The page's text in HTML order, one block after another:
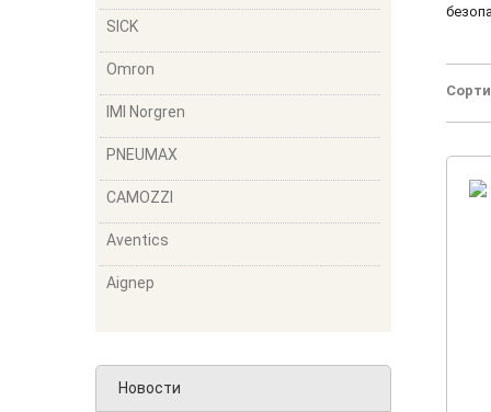
SICK
Omron
IMI Norgren
PNEUMAX
CAMOZZI
Aventics
Aignep
Новости